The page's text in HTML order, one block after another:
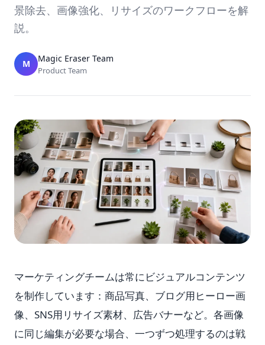
景除去、画像強化、リサイズのワークフローを解
説。
M Magic Eraser Team
Product Team
マーケティングチームは常にビジュアルコンテンツ
を制作しています：商品写真、ブログ用ヒーロー画
像、SNS用リサイズ素材、広告バナーなど。各画像
に同じ編集が必要な場合、一つずつ処理するのは戦